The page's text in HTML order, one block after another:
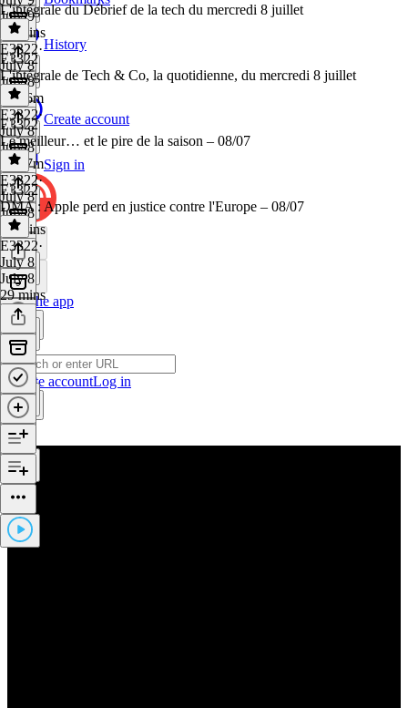
History
Create account
Sign in
Get the app
Create accountLog in
July 9
31 mins
L'intégrale du Débrief de la tech du mercredi 8 juillet
E3322·
July 8
July 8
1h 26m
E3322
L'intégrale de Tech & Co, la quotidienne, du mercredi 8 juillet
E3322·
July 8
July 8
1h 27m
E3322
Le meilleur… et le pire de la saison – 08/07
E3322·
July 8
July 8
28 mins
E3322
DMA : Apple perd en justice contre l'Europe – 08/07
E3322·
July 8
July 8
29 mins